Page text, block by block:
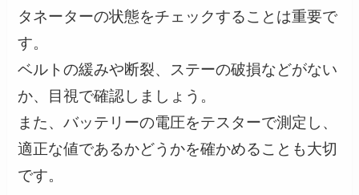
タネーターの状態をチェックすることは重要で
す。
ベルトの緩みや断裂、ステーの破損などがない
か、目視で確認しましょう。
また、バッテリーの電圧をテスターで測定し、
適正な値であるかどうかを確かめることも大切
です。